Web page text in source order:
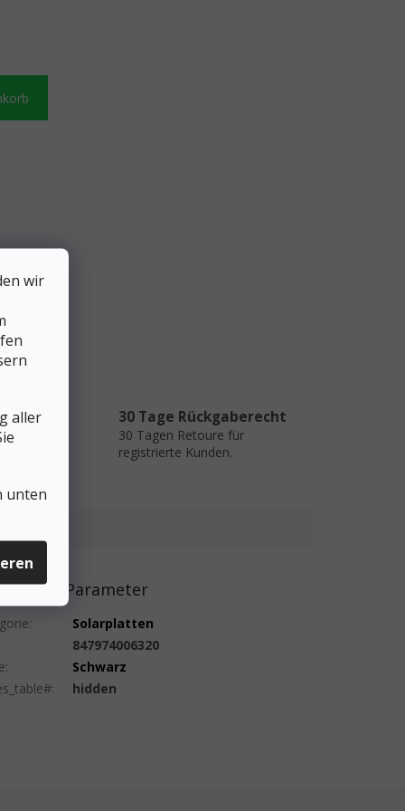
wir
aller
unten
der
30 Tage Rückgaberecht
30 Tagen Retoure für
registrierte Kunden.
Parameter
:
Solarplatten
847974006320
:
Schwarz
: hidden